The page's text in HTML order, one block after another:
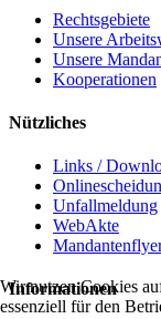
Rechtsgebiete
Unsere
Unsere
Kooperationen
Nützliches
Links /
Unfallmeldung
WebAkte
Informationen
Wir nutzen Cookies
essenziell für den